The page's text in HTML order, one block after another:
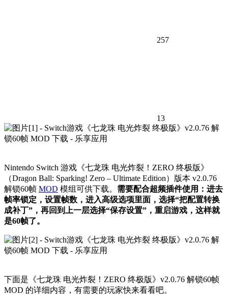
257
13
Nintendo Switch 游戏《七龙珠 电光炸裂！ZERO 终极版》
（Dragon Ball: Sparking! Zero – Ultimate Edition）版本 v2.0.76
解锁60帧 MOD 模组可供下载。 需要配合超频插件使用：进去
帧率锁定，设置帧数，进入高级选项里面，选择“把配置转换
成补丁”，再回到上一层选择“保存设置”，重启游戏，这样就
是60帧了。
下面是《七龙珠 电光炸裂！ZERO 终极版》v2.0.76 解锁60帧
MOD 的详细内容，有需要的玩家快来看看吧。